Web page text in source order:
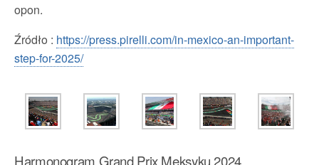
opon.
Źródło : https://press.pirelli.com/in-mexico-an-important-
step-for-2025/
Harmonogram Grand Prix Meksyku 2024